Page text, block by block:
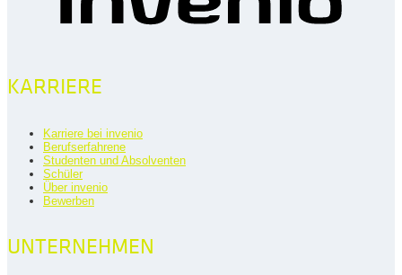
KARRIERE
Karriere bei invenio
Berufserfahrene
Studenten und Absolventen
Schüler
Über invenio
Bewerben
UNTERNEHMEN